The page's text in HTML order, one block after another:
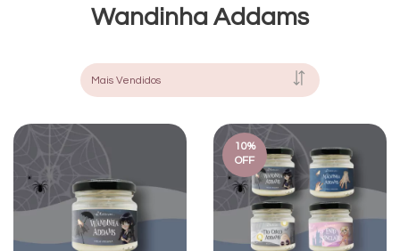
Wandinha Addams
10%
OFF